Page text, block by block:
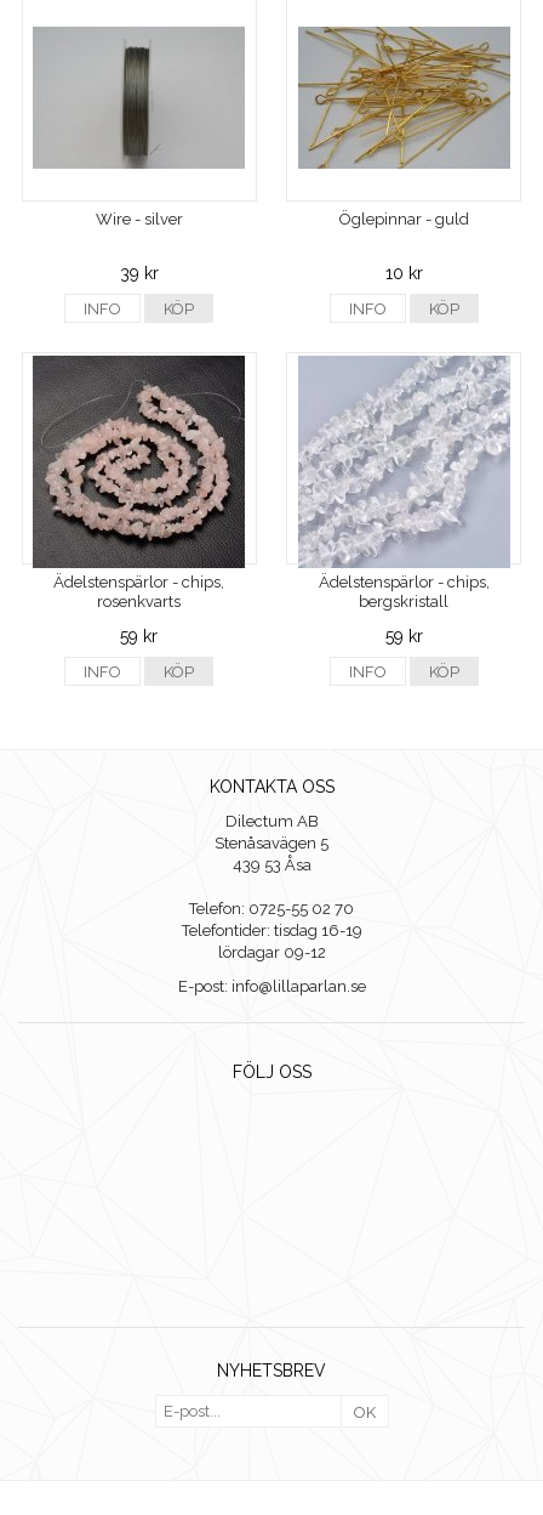
Wire - silver
39 kr
INFO KÖP
Öglepinnar - guld
10 kr
INFO KÖP
Ädelstenspärlor - chips,
rosenkvarts
59 kr
INFO KÖP
Ädelstenspärlor - chips,
bergskristall
59 kr
INFO KÖP
KONTAKTA OSS
Dilectum AB
Stenåsavägen 5
439 53 Åsa
Telefon: 0725-55 02 70
Telefontider: tisdag 16-19
lördagar 09-12
E-post: info@lillaparlan.se
FÖLJ OSS
NYHETSBREV
OK